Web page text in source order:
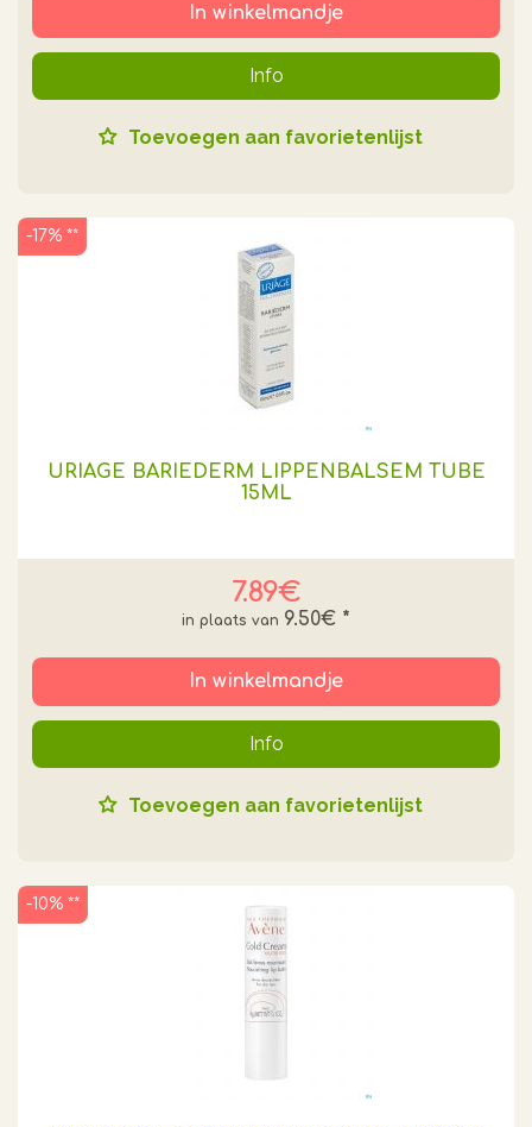
In winkelmandje
Info
Toevoegen aan favorietenlijst
URIAGE BARIEDERM LIPPENBALSEM TUBE
15ML
7.89€
9.50€ *
-17% **
In winkelmandje
Info
Toevoegen aan favorietenlijst
-10% **